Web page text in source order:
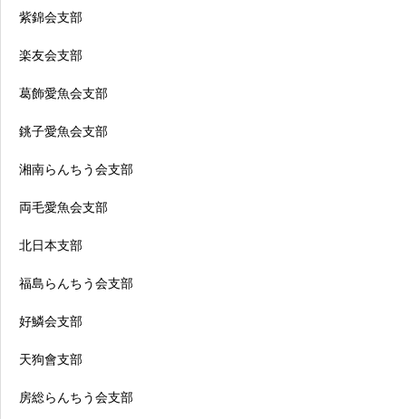
紫錦会支部
楽友会支部
葛飾愛魚会支部
銚子愛魚会支部
湘南らんちう会支部
両毛愛魚会支部
北日本支部
福島らんちう会支部
好鱗会支部
天狗會支部
房総らんちう会支部